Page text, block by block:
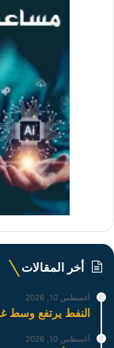
أخر المقالات
أغسطس 10, 2026
النفط يرتفع وسط
أغسطس 10, 2026